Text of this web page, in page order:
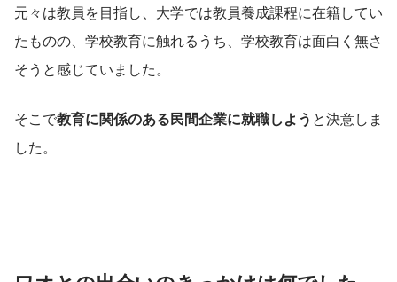
元々は教員を目指し、大学では教員養成課程に在籍してい
たものの、学校教育に触れるうち、学校教育は面白く無さ
そうと感じていました。
そこで教育に関係のある民間企業に就職しよう と決意しま
した。